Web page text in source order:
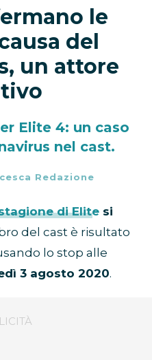
le
del
un attore
Elite 4: un caso
nel cast.
Redazione
di Elite si
del cast è risultato
lo stop alle
3 agosto 2020.